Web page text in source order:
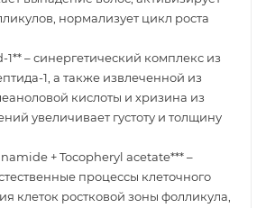
нормализует цикл роста
– синергетический комплекс из
1, а также извлеченной из
кислоты и хризина из
увеличивает густоту и толщину
+ Tocopheryl acetate*** –
процессы клеточного
клеток ростковой зоны фолликула,